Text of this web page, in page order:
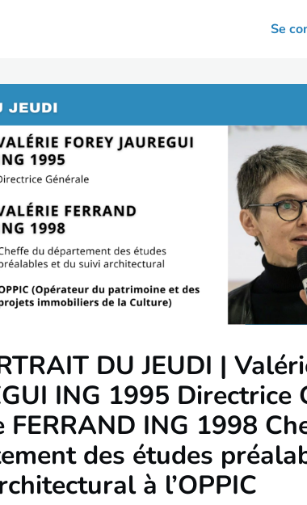
Votre association
Se
DU JEUDI |
ING 1995 Directrice
FERRAND ING 1998
des études
à l’OPPIC